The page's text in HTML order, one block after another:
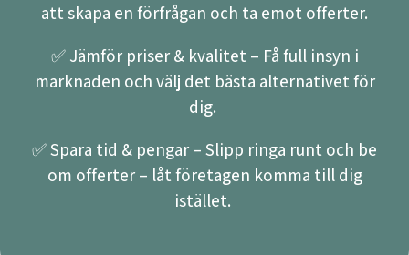
att skapa en förfrågan och ta emot offerter.
✅ Jämför priser & kvalitet – Få full insyn i
marknaden och välj det bästa alternativet för
dig.
✅ Spara tid & pengar – Slipp ringa runt och be
om offerter – låt företagen komma till dig
istället.